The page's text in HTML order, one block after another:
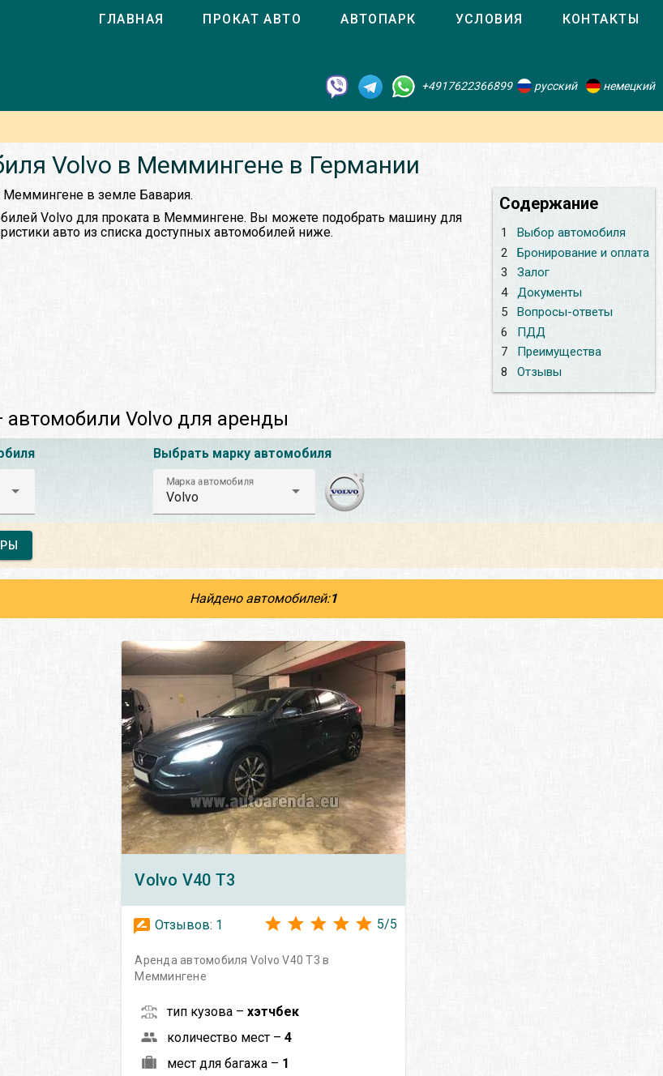
ГЛАВНАЯ ПРОКАТ АВТО АВТОПАРК УСЛОВИЯ КОНТАКТЫ
+4917622366899 русский немецкий
Volvo в Меммингене в Германии
Содержание
1
Выбор автомобиля
2
Бронирование и оплата
3
Залог
4
Документы
5
Вопросы-ответы
6
ПДД
7
Преимущества
8
Отзывы
Меммингене в земле Бавария.
Volvo для проката в Меммингене. Вы можете подобрать машину для
авто из списка доступных автомобилей ниже.
Volvo для аренды
Выбрать марку автомобиля
Марка автомобиля
Volvo
Найдено автомобилей:1
Volvo V40 T3
Отзывов: 1 5/5
Аренда автомобиля Volvo V40 T3 в
Меммингене
тип кузова –хэтчбек
количество мест –4
мест для багажа – 1